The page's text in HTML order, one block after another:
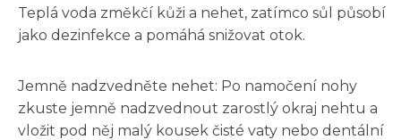
Teplá voda změkčí kůži a nehet, zatímco sůl působí
jako dezinfekce a pomáhá snižovat otok.
Jemně nadzvedněte nehet: Po namočení nohy
zkuste jemně nadzvednout zarostlý okraj nehtu a
vložit pod něj malý kousek čisté vaty nebo dentální